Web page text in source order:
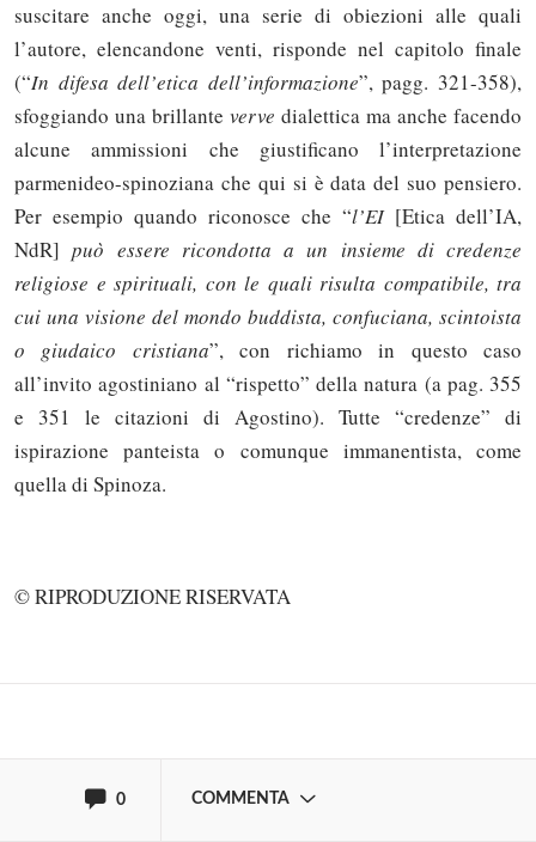
suscitare anche oggi, una serie di obiezioni alle quali
l’autore, elencandone venti, risponde nel capitolo finale
(“In difesa dell’etica dell’informazione”, pagg. 321-358),
sfoggiando una brillante verve dialettica ma anche facendo
alcune ammissioni che giustificano l’interpretazione
parmenideo-spinoziana che qui si è data del suo pensiero.
Per esempio quando riconosce che “l’EI [Etica dell’IA,
NdR]può essere ricondotta a un insieme di credenze
religiose e spirituali, con le quali risulta compatibile, tra
cui una visione del mondo buddista, confuciana, scintoista
o giudaico cristiana”, con richiamo in questo caso
all’invito agostiniano al “rispetto” della natura (a pag. 355
e 351 le citazioni di Agostino). Tutte “credenze” di
ispirazione panteista o comunque immanentista, come
quella di Spinoza.
© RIPRODUZIONE RISERVATA
0 COMMENTA